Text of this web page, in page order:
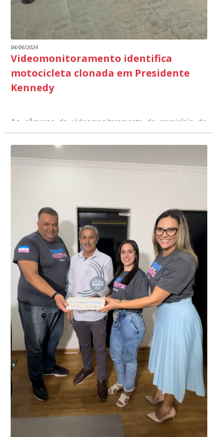
04/06/2024
Videomonitoramento identifica
motocicleta clonada em Presidente
Kennedy
As câmeras de videomonitoramento do município de
Presidente Kennedy identificaram neste fim de semana,
01 de junho, uma motocicleta com indícios de
adulteração, imediatamente, a central de
videomonitoramento acionou a Guarda Civil Municipal,
Durante a abordagem a adulteração foi comprovada,
através da conferência do Chassi, a motocicleta, bem
conta do sistema de videomonitoramento instalado
recentemente em todo o município de Presidente
Kennedy, o sistema é integrado com outros municípios
do país, sendo possível a identificação de veículos por
meio do cruzamento de informações, nesse caso
específico, com dados de uma cidade do Estado do Rio
de Janeiro.
“Mais de 100 câmeras foram instaladas na sede e no
interior de Presidente Kennedy, garantindo mais
segurança à população, seja nas ruas, no comércio, os
produtores agropecuários. Estamos no rumo certo,
parabéns a todos os servidores que contribuem para a
segurança da nossa cidade”, destaca o prefeito Dorlei
Fontão.